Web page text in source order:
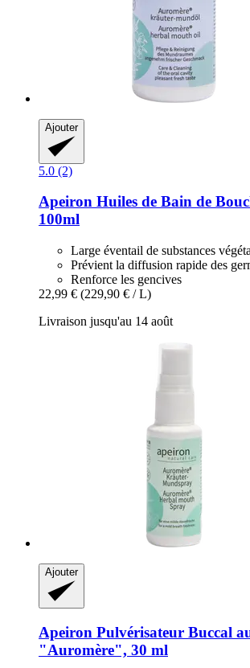
Ajouter
5.0 (2)
Apeiron Huiles de Bain de
100ml
Large éventail de substances
Prévient la diffusion rapide des
Renforce les gencives
22,99 € (229,90 € / L)
Livraison jusqu'au 14 août
Ajouter
Apeiron Pulvérisateur Buccal
"Auromère", 30 ml